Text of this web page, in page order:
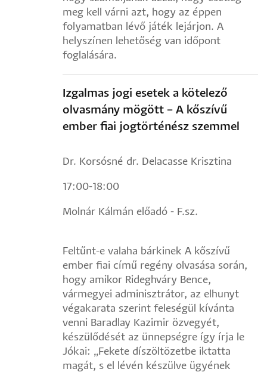
meg kell várni azt, hogy az éppen
folyamatban lévő játék lejárjon. A
helyszínen lehetőség van időpont
foglalására.
Izgalmas jogi esetek a kötelező
olvasmány mögött – A kőszívű
ember fiai jogtörténész szemmel
Dr. Korsósné dr. Delacasse Krisztina
17:00-18:00
Molnár Kálmán előadó - F.sz.
Feltűnt-e valaha bárkinek A kőszívű
ember fiai című regény olvasása során,
hogy amikor Rideghváry Bence,
vármegyei adminisztrátor, az elhunyt
végakarata szerint feleségül kívánta
venni Baradlay Kazimir özvegyét,
készülődését az ünnepségre így írja le
Jókai: „Fekete díszöltözetbe iktatta
magát, s el lévén készülve ügyének